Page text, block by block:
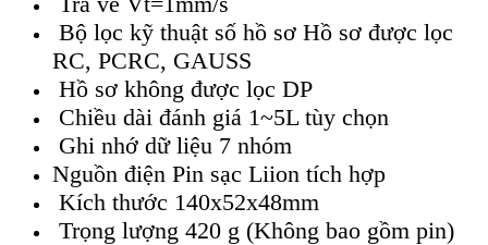
Bộ lọc kỹ thuật số hồ sơ Hồ sơ được lọc
RC, PCRC, GAUSS
Hồ sơ không được lọc DP
Chiều dài đánh giá 1~5L tùy chọn
Ghi nhớ dữ liệu 7 nhóm
Nguồn điện Pin sạc Liion tích hợp
Kích thước 140x52x48mm
Trọng lượng 420 g (Không bao gồm pin)